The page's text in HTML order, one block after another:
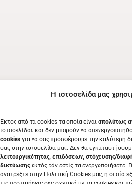
Η ιστοσελίδα μας
Εκτός από τα cookies τα οποία είναι απολύτως
ιστοσελίδας και δεν μπορούν να
cookies για να σας προσφέρουμε την καλύτερη
σας στην ιστοσελίδα μας. Δεν θα
λειτουργικότητας, επιδόσεων, στόχευσης/
δικτύωσης εκτός εάν εσείς τα ενεργοποιήσετε.
ανατρέξτε στην Πολιτική Cookies μας, η οποία